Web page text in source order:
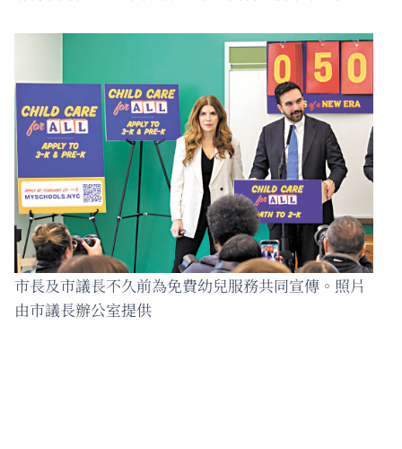
市長及市議長不久前為免費幼兒服務共同宣傳。照片
由市議長辦公室提供